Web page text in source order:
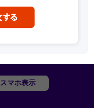
スマホ表示